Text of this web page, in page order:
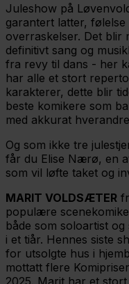
Juleshow på
garantert latter,
overraskelser. Det blir
definitivt sang og
fra revy til dans - her
har alle et stort
karakterer, dette blir
beste komikere som
med akkurat
Og som ikke tre
får du Elise Nærø, en
som vil løfte taket og
MARIT VOLDSÆTER
populære
både som soloartist
i et tiår. Hennes siste
for utsolgte hus i
mottatt flere
2025. Marit har et